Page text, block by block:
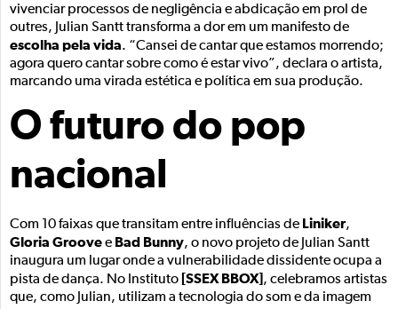
vivenciar processos de negligência e abdicação em prol de
outres, Julian Santt transforma a dor em um manifesto de
escolha pela vida. “Cansei de cantar que estamos morrendo;
agora quero cantar sobre como é estar vivo”, declara o artista,
marcando uma virada estética e política em sua produção.
O futuro do pop
nacional
Com 10 faixas que transitam entre influências de Liniker,
Gloria Groovee Bad Bunny, o novo projeto de Julian Santt
inaugura um lugar onde a vulnerabilidade dissidente ocupa a
pista de dança. No Instituto [SSEX BBOX] , celebramos artistas
que, como Julian, utilizam a tecnologia do som e da imagem